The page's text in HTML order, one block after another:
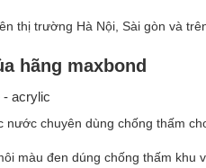
thị trường Hà Nội, Sài gòn và
hãng maxbond
- acrylic
nước chuyên dùng chống thấm
màu đen dúng chống thấm khu